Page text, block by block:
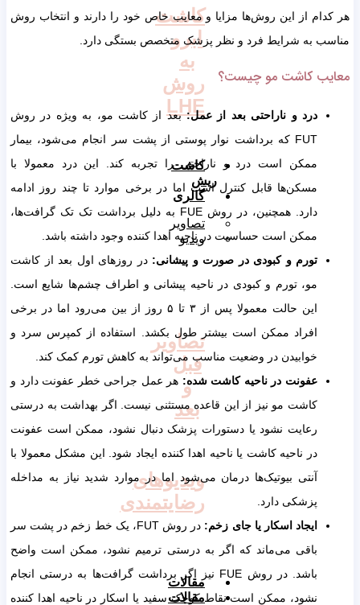
کاشت
ابرو
به
روش
LHE
کاشت
ریش
گالری
تصاویر
ویدیو
تصاویر
قبل
و
بعد
ویدیوهای
رضایتمندی
مقالات
مقالات
هر کدام از این روش‌ها مزایا و معایب خاص خود را دارند و انتخاب روش
مناسب به شرایط فرد و نظر پزشک متخصص بستگی دارد.
معایب کاشت مو چیست؟
درد و ناراحتی بعد از عمل:بعد از کاشت مو، به ویژه در روش
FUT که برداشت نوار پوستی از پشت سر انجام می‌شود، بیمار
ممکن است درد و ناراحتی را تجربه کند. این درد معمولا با
مسکن‌ها قابل کنترل است اما در برخی موارد تا چند روز ادامه
دارد. همچنین، در روش FUE به دلیل برداشت تک تک گرافت‌ها،
ممکن است حساسیت در ناحیه اهدا کننده وجود داشته باشد.
تورم و کبودی در صورت و پیشانی: در روزهای اول بعد از کاشت
مو، تورم و کبودی در ناحیه پیشانی و اطراف چشم‌ها شایع است.
این حالت معمولا پس از ۳ تا ۵ روز از بین می‌رود اما در برخی
افراد ممکن است بیشتر طول بکشد. استفاده از کمپرس سرد و
خوابیدن در وضعیت مناسب می‌تواند به کاهش تورم کمک کند.
عفونت در ناحیه کاشت شده: هر عمل جراحی خطر عفونت دارد و
کاشت مو نیز از این قاعده مستثنی نیست. اگر بهداشت به درستی
رعایت نشود یا دستورات پزشک دنبال نشود، ممکن است عفونت
در ناحیه کاشت یا ناحیه اهدا کننده ایجاد شود. این مشکل معمولا با
آنتی بیوتیک‌ها درمان می‌شود اما در موارد شدید نیاز به مداخله
پزشکی دارد.
ایجاد اسکار یا جای زخم:
در روش FUT، یک خط زخم در پشت سر
باقی می‌ماند که اگر به درستی ترمیم نشود، ممکن است واضح
باشد. در روش FUE نیز اگر برداشت گرافت‌ها به درستی انجام
نشود، ممکن است نقاط کوچک سفید یا اسکار در ناحیه اهدا کننده